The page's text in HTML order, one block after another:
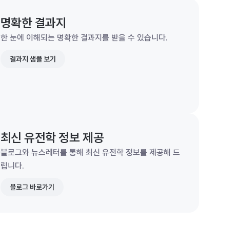
명확한 결과지
한 눈에 이해되는 명확한 결과지를 받을 수 있습니다.
결과지 샘플 보기
최신 유전학 정보 제공
블로그와 뉴스레터를 통해 최신 유전학 정보를 제공해 드
립니다.
블로그 바로가기